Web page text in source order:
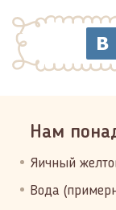
Нам
Яичный
Вода